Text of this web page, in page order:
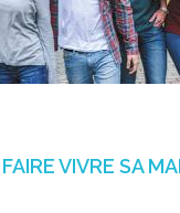
VIVRE SA